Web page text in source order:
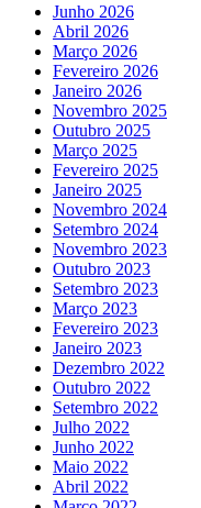
Junho 2026
Abril 2026
Março 2026
Fevereiro 2026
Janeiro 2026
Novembro 2025
Outubro 2025
Março 2025
Fevereiro 2025
Janeiro 2025
Novembro 2024
Setembro 2024
Novembro 2023
Outubro 2023
Setembro 2023
Março 2023
Fevereiro 2023
Janeiro 2023
Dezembro 2022
Outubro 2022
Setembro 2022
Julho 2022
Junho 2022
Maio 2022
Abril 2022